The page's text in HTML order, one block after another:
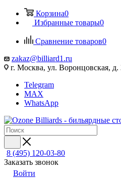
Корзина0
Избранные товары0
Сравнение товаров0
zakaz@billiard1.ru
г. Москва, ул. Воронцовская,
Telegram
MAX
WhatsApp
8 (495) 120-03-80
Заказать звонок
Войти